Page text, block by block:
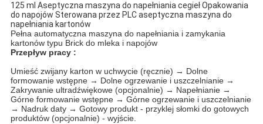
125 ml Aseptyczna maszyna do napełniania cegieł Opakowania
do napojów Sterowana przez PLC aseptyczna maszyna do
napełniania kartonów
Pełna automatyczna maszyna do napełniania i zamykania
kartonów typu Brick do mleka i napojów
Przepływ pracy :
Umieść zwijany karton w uchwycie (ręcznie) → Dolne
formowanie wstępne → Dolne ogrzewanie i uszczelnianie →
Zakrywanie ultradźwiękowe (opcjonalnie) → Napełnianie →
Górne formowanie wstępne → Górne ogrzewanie i uszczelnianie
→ Nadruk daty → Gotowy produkt - przyklej słomki do gotowych
produktów (opcjonalnie) - wyjście.